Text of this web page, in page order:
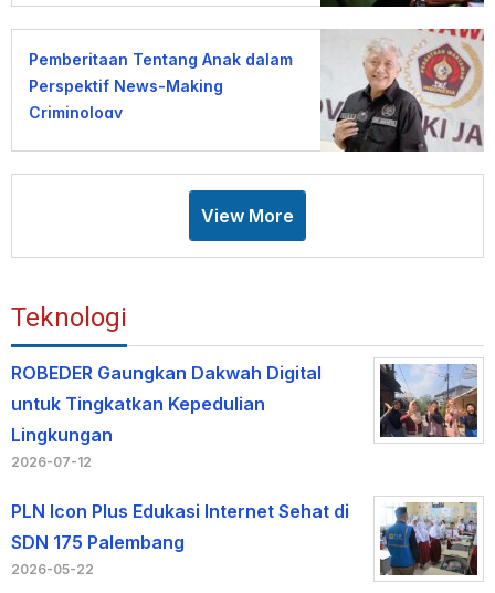
Pemberitaan Tentang Anak dalam
Perspektif News-Making
Criminology
View More
Teknologi
ROBEDER Gaungkan Dakwah Digital
untuk Tingkatkan Kepedulian
Lingkungan
2026-07-12
PLN Icon Plus Edukasi Internet Sehat di
SDN 175 Palembang
2026-05-22